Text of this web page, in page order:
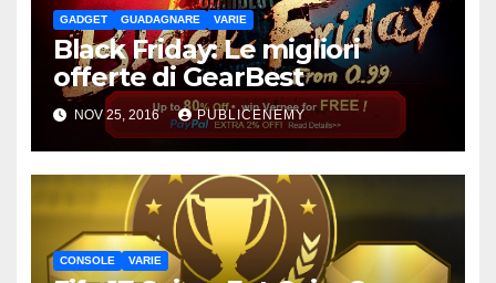
GADGET GUADAGNARE VARIE
Black Friday: Le migliori
offerte di GearBest
NOV 25, 2016 PUBLICENEMY
CONSOLE VARIE